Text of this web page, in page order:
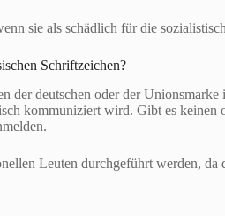
sie als schädlich für die
Schriftzeichen?
der deutschen oder der Unionsmarke
kommuniziert wird. Gibt es
Leuten durchgeführt werden, da